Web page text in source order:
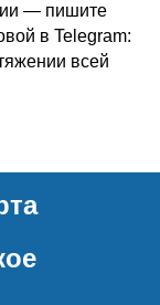
— пишите
в Telegram:
всей